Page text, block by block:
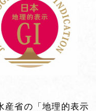
産省の「地理的表示